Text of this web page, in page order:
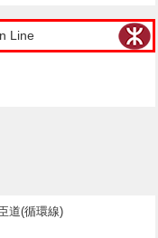
Line
道(循環線)